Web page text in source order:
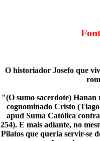
O historiador Josefo que
"(O sumo sacerdote) Hanan
cognominado Cristo
apud Suma Católica
254). E mais adiante, no
Pilatos que queria servir-se